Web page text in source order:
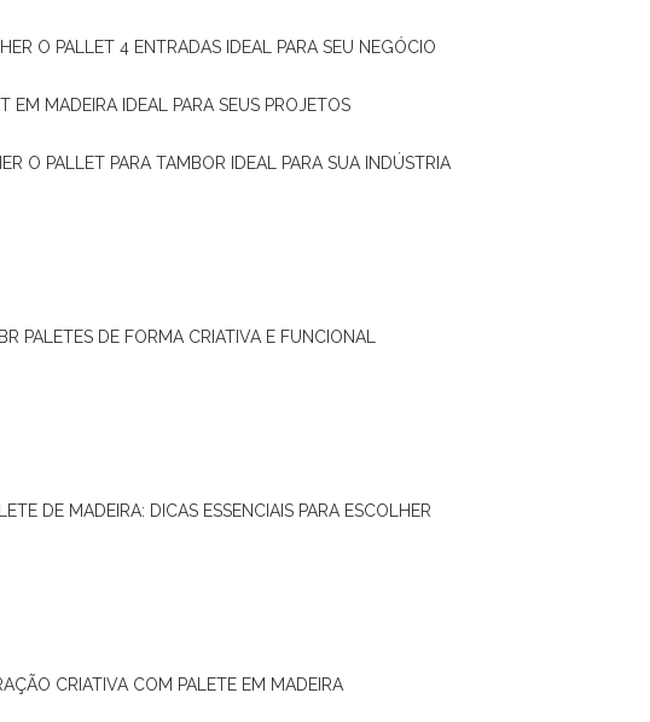
O PALLET 4 ENTRADAS IDEAL PARA SEU NEGÓCIO
EM MADEIRA IDEAL PARA SEUS PROJETOS
O PALLET PARA TAMBOR IDEAL PARA SUA INDÚSTRIA
PALETES DE FORMA CRIATIVA E FUNCIONAL
DE MADEIRA: DICAS ESSENCIAIS PARA ESCOLHER
CRIATIVA COM PALETE EM MADEIRA